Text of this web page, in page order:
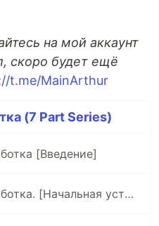
на мой аккаунт
скоро будет ещё
t.me/MainArthur
(7 Part Series)
[Введение]
"Мобильная" разработка. [Начальная установка, JS, TS, Python, Bash, C++]